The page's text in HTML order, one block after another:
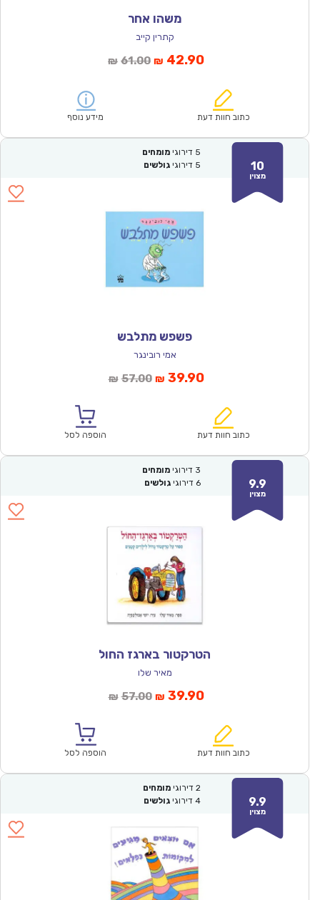
משהו אחר
קתרין קייב
₪ 61.00המחיר
₪61.00.
₪ 42.90המחיר
הוא:
כתוב חוות דעת מידע נוסף
10
מצוין
5 דירוגי מומחים
5 דירוגי גולשים
פשפש מתלבש
אמי רובינגר
₪ 57.00המחיר
₪57.00.
₪ 39.90המחיר
הוא:
כתוב חוות דעת הוספה לסל
9.9
מצוין
3 דירוגי מומחים
6 דירוגי גולשים
הטרקטור בארגז החול
מאיר שלו
₪ 57.00המחיר
₪57.00.
₪ 39.90המחיר
הוא:
כתוב חוות דעת הוספה לסל
9.9
מצוין
2 דירוגי מומחים
4 דירוגי גולשים